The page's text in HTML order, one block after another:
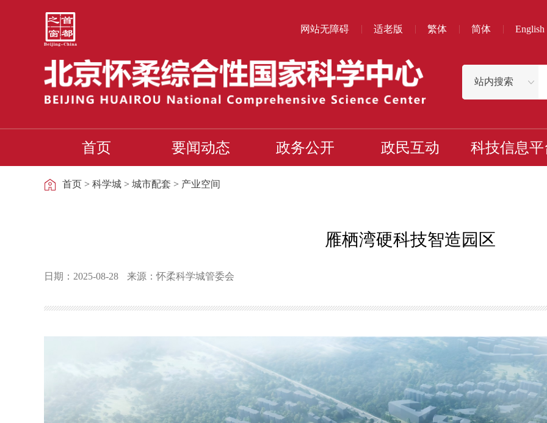
网站无障碍 适老版 繁体 简体 English
首页 要闻动态 政务公开 政民互动 科技信息平
首页 > 科学城 > 城市配套 > 产业空间
雁栖湾硬科技智造园区
日期：2025-08-28 来源：怀柔科学城管委会